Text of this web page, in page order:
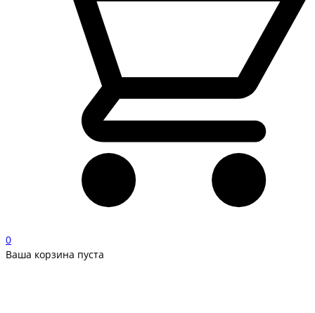
0
Ваша корзина пуста